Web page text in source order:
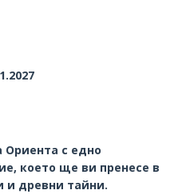
Ориента с едно
което ще ви пренесе в
и древни тайни.